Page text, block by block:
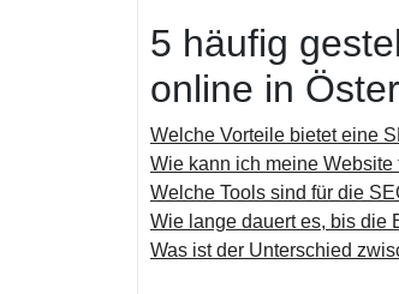
5 häufig
online in
Welche Vorteile bietet eine
Wie kann ich meine
Welche Tools sind für die
Wie lange dauert es, bis die
Was ist der Unterschied